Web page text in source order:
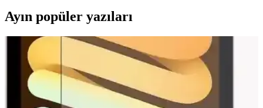
Ayın popüler yazıları